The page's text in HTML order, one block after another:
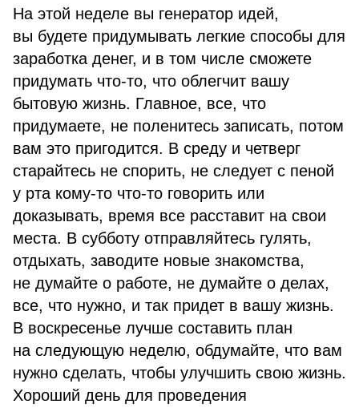
На этой неделе вы генератор идей,
вы будете придумывать легкие способы для
заработка денег, и в том числе сможете
придумать что-то, что облегчит вашу
бытовую жизнь. Главное, все, что
придумаете, не поленитесь записать, потом
вам это пригодится. В среду и четверг
старайтесь не спорить, не следует с пеной
у рта кому-то что-то говорить или
доказывать, время все расставит на свои
места. В субботу отправляйтесь гулять,
отдыхать, заводите новые знакомства,
не думайте о работе, не думайте о делах,
все, что нужно, и так придет в вашу жизнь.
В воскресенье лучше составить план
на следующую неделю, обдумайте, что вам
нужно сделать, чтобы улучшить свою жизнь.
Хороший день для проведения